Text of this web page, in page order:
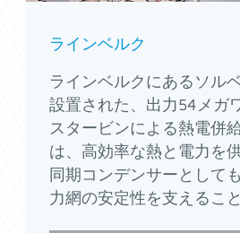
ラインベルク
ラインベルクにあるソル
設置された、出力54メガ
スタービンによる熱電併
は、高効率な熱と電力を
同期コンデンサーとして
力網の安定性を支えるこ